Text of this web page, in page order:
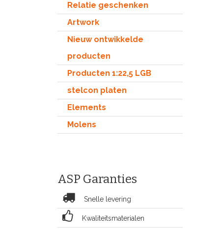
Relatie geschenken
Artwork
Nieuw ontwikkelde
producten
Producten 1:22,5 LGB
stelcon platen
Elements
Molens
ASP Garanties
Snelle levering
Kwaliteitsmaterialen